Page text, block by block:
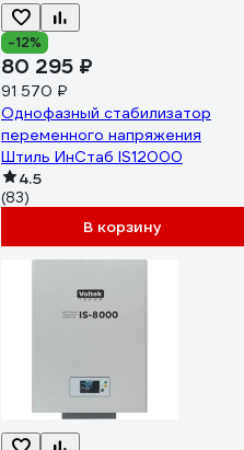
-12%
80 295 ₽
91 570 ₽
Однофазный стабилизатор
переменного напряжения
Штиль ИнСтаб IS12000
4.5
(83)
В корзину